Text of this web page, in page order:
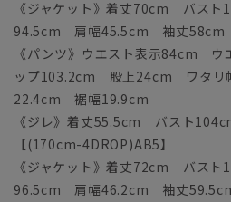
《ジャケット》着丈70cm バス
94.5cm 肩幅45.5cm 袖丈58cm
《パンツ》ウエスト表示84cm
ップ103.2cm 股上24cm ワタリ
22.4cm 裾幅19.9cm
《ジレ》着丈55.5cm バスト
【(170cm-4DROP)AB5】
《ジャケット》着丈72cm バス
96.5cm 肩幅46.2cm 袖丈